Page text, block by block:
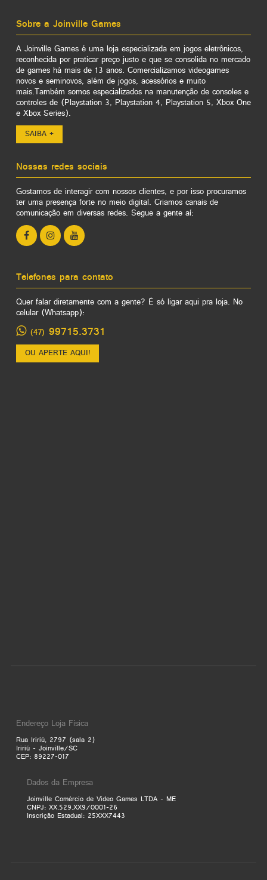
Sobre a Joinville Games
A Joinville Games é uma loja especializada em jogos eletrônicos,
reconhecida por praticar preço justo e que se consolida no mercado
de games há mais de 13 anos. Comercializamos videogames
novos e seminovos, além de jogos, acessórios e muito
mais.Também somos especializados na manutenção de consoles e
controles de (Playstation 3, Playstation 4, Playstation 5, Xbox One
e Xbox Series).
SAIBA +
Nossas redes sociais
Gostamos de interagir com nossos clientes, e por isso procuramos
ter uma presença forte no meio digital. Criamos canais de
comunicação em diversas redes. Segue a gente aí:
Telefones para contato
Quer falar diretamente com a gente? É só ligar aqui pra loja. No
celular (Whatsapp):
(47) 99715.3731
OU APERTE AQUI!
Endereço Loja Física
Rua Iririú, 2797 (sala 2)
Iririú - Joinville/SC
CEP: 89227-017
Dados da Empresa
Joinville Comércio de Video Games LTDA - ME
CNPJ: XX.529.XX9/0001-26
Inscrição Estadual: 25XXX7443